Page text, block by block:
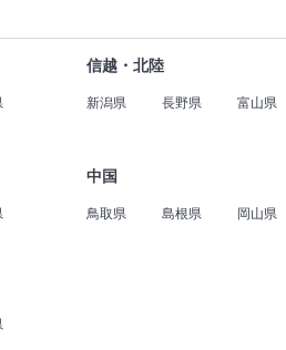
信越・北陸
新潟県 長野県 富山県
中国
鳥取県 島根県 岡山県